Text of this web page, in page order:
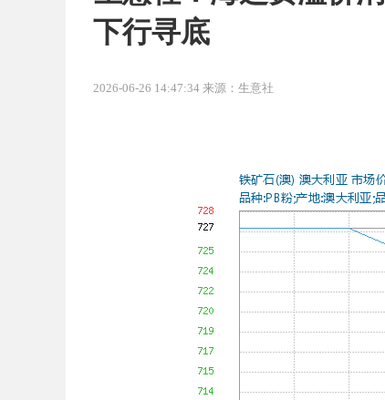
下行寻底
2026-06-26 14:47:34 来源：生意社